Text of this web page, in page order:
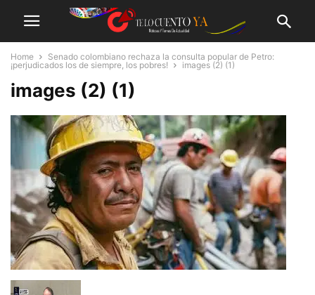
Home
Senado colombiano rechaza la consulta popular de Petro:
¡perjudicados los de siempre, los pobres!
images (2) (1)
images (2) (1)